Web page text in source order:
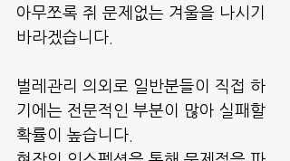
아무쪼록 쥐 문제없는 겨울을 나시기
바라겠습니다.
벌레관리 의외로 일반분들이 직접 하
기에는 전문적인 부분이 많아 실패할
확률이 높습니다.